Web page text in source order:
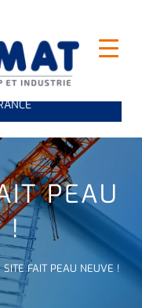
VOUS LIVRONS SUR
PEAU
!
SITE FAIT PEAU NEUVE !